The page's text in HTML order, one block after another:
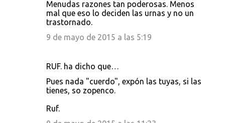
Menudas razones tan poderosas. Menos
mal que eso lo deciden las urnas y no un
trastornado.
9 de mayo de 2015 a las 5:19
RUF. ha dicho que…
Pues nada "cuerdo", expón las tuyas, si las
tienes, so zopenco.
Ruf.